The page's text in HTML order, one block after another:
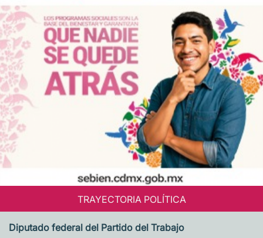
TRAYECTORIA POLÍTICA
Diputado federal del Partido del Trabajo